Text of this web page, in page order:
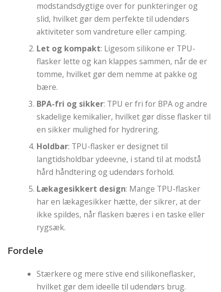
modstandsdygtige over for punkteringer og
slid, hvilket gør dem perfekte til udendørs
aktiviteter som vandreture eller camping.
Let og kompakt: Ligesom silikone er TPU-
flasker lette og kan klappes sammen, når de er
tomme, hvilket gør dem nemme at pakke og
bære.
BPA-fri og sikker: TPU er fri for BPA og andre
skadelige kemikalier, hvilket gør disse flasker til
en sikker mulighed for hydrering.
Holdbar: TPU-flasker er designet til
langtidsholdbar ydeevne, i stand til at modstå
hård håndtering og udendørs forhold.
Lækagesikkert design: Mange TPU-flasker
har en lækagesikker hætte, der sikrer, at der
ikke spildes, når flasken bæres i en taske eller
rygsæk.
Fordele
Stærkere og mere stive end silikoneflasker,
hvilket gør dem ideelle til udendørs brug.